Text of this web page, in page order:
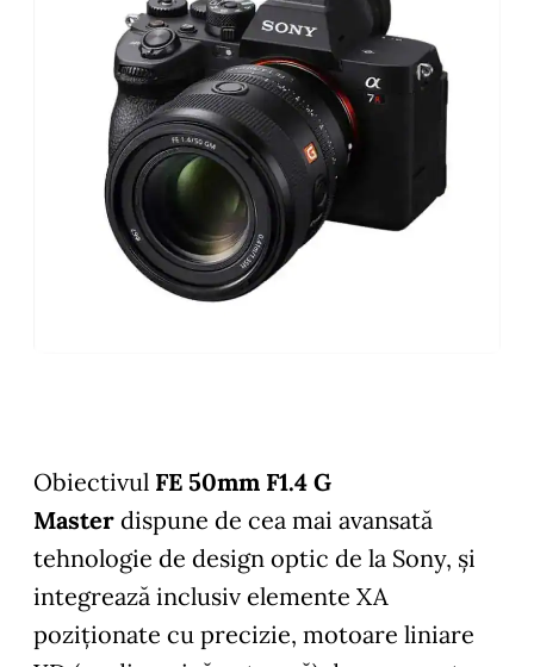
Obiectivul FE 50mm F1.4 G
Master dispune de cea mai avansată
tehnologie de design optic de la Sony, și
integrează inclusiv elemente XA
poziționate cu precizie, motoare liniare